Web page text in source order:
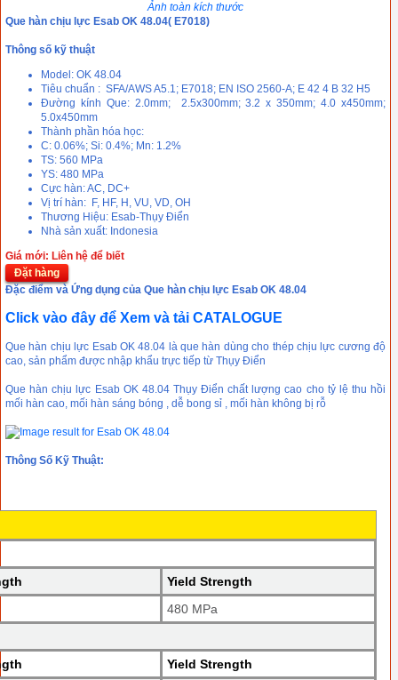
Ảnh toàn kích thước
Que hàn chịu lực Esab OK 48.04( E7018)
Thông số kỹ thuật
Model: OK 48.04
Tiêu chuẩn : SFA/AWS A5.1; E7018; EN ISO 2560-A; E 42 4 B 32 H5
Đường kính Que: 2.0mm; 2.5x300mm; 3.2 x 350mm; 4.0 x450mm;
5.0x450mm
Thành phần hóa học:
C: 0.06%; Si: 0.4%; Mn: 1.2%
TS: 560 MPa
YS: 480 MPa
Cực hàn: AC, DC+
Vị trí hàn: F, HF, H, VU, VD, OH
Thương Hiệu: Esab-Thụy Điển
Nhà sản xuất: Indonesia
Giá mới: Liên hệ để biết
Đặt hàng
Đặc điểm và Ứng dụng của Que hàn chịu lực Esab OK 48.04
Click vào đây để Xem và tải CATALOGUE
Que hàn chịu lực Esab OK 48.04 là que hàn dùng cho thép chịu lực cương độ
cao, sản phẩm được nhập khẩu trực tiếp từ Thụy Điển
Que hàn chịu lực Esab OK 48.04 Thụy Điển chất lượng cao cho tỷ lệ thu hồi
mối hàn cao, mối hàn sáng bóng , dễ bong sỉ , mối hàn không bị rỗ
Thông Số Kỹ Thuật:
Yield Strength
480 MPa
Yield Strength